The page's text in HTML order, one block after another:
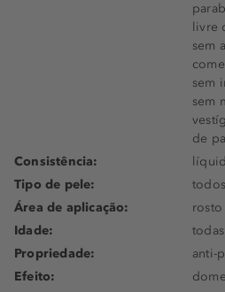
livre
sem
sem
sem
de
Consistência:
Tipo de pele:
Área de aplicação:
rosto
Idade:
Propriedade:
anti-
Efeito: